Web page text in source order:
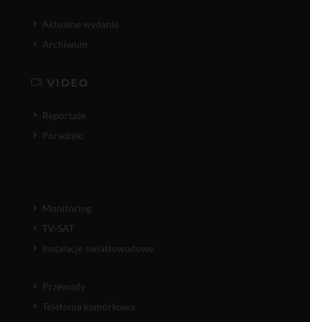
Aktualne wydanie
Archiwum
VIDEO
Reportaże
Poradniki
Monitoring
TV-SAT
Instalacje światłowodowe
Przewody
Telefonia komórkowa